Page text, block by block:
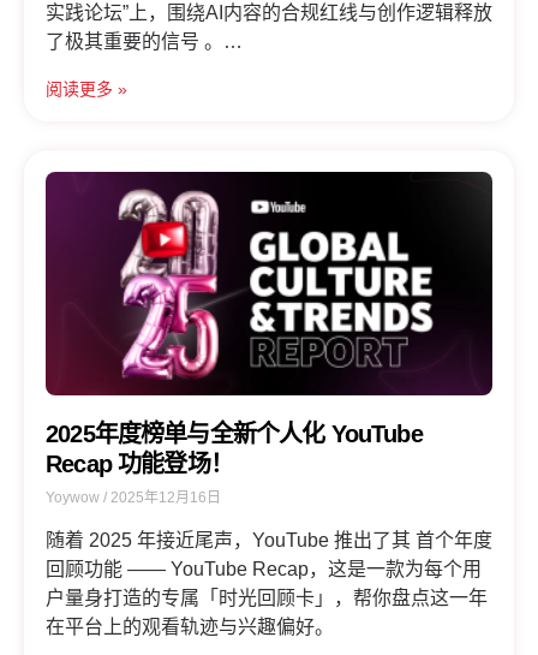
实践论坛”上，围绕AI内容的合规红线与创作逻辑释放
了极其重要的信号 。
折叠时代 。在AI全面重塑内容行业的当下：
业趋势又藏着怎样的机遇？
今天，YoyWow带你深度拆解YouTube在AI时代的“生
存法则”，帮你守住账号安全，抓住下一波流量红
阅读更多 »
2025年度榜单与全新个人化 YouTube
Recap 功能登场！
Yoywow 2025年12月16日
随着 2025 年接近尾声，YouTube 推出了其 首个年度
回顾功能 —— YouTube Recap，这是一款为每个用
户量身打造的专属「时光回顾卡」，帮你盘点这一年
在平台上的观看轨迹与兴趣偏好。